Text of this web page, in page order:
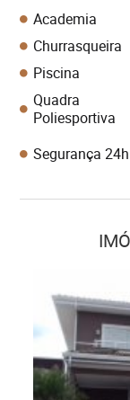
Academia
Churrasqueira
Piscina
Quadra
Poliesportiva
Segurança 24h